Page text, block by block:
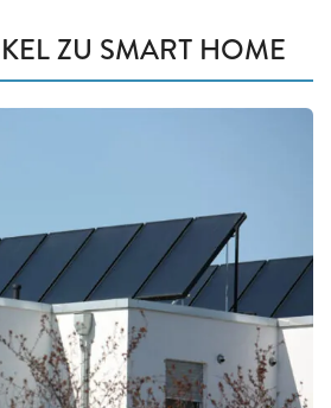
ZU SMART HOME